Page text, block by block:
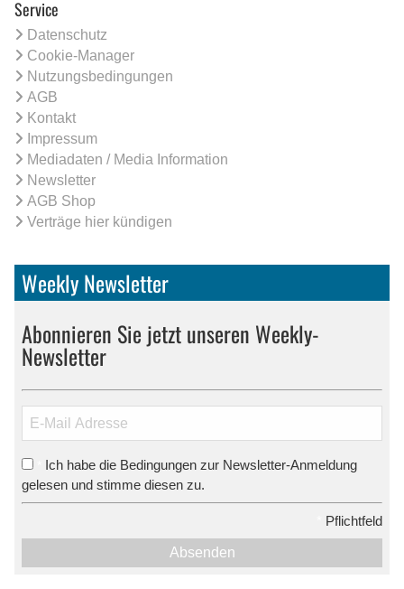
Service
Datenschutz
Cookie-Manager
Nutzungsbedingungen
AGB
Kontakt
Impressum
Mediadaten / Media Information
Newsletter
AGB Shop
Verträge hier kündigen
Weekly Newsletter
Abonnieren Sie jetzt unseren Weekly-
Newsletter
Ich habe die Bedingungen zur Newsletter-Anmeldung
gelesen und stimme diesen zu.
Pflichtfeld
Absenden